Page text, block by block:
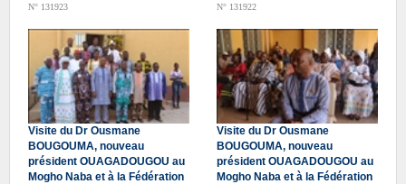
N° 131923
N° 131922
Visite du Dr Ousmane
BOUGOUMA, nouveau
président OUAGADOUGOU au
Mogho Naba et à la Fédération
Visite du Dr Ousmane
BOUGOUMA, nouveau
président OUAGADOUGOU au
Mogho Naba et à la Fédération